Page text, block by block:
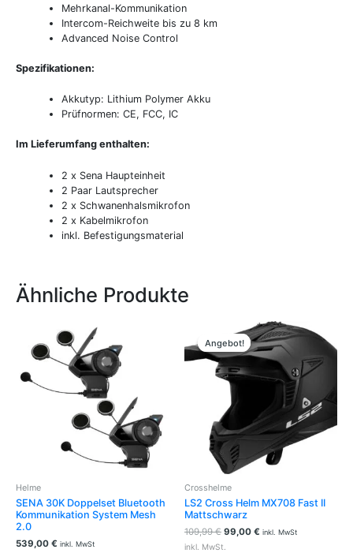
Mehrkanal-Kommunikation
Intercom-Reichweite bis zu 8 km
Advanced Noise Control
Spezifikationen:
Akkutyp: Lithium Polymer Akku
Prüfnormen: CE, FCC, IC
Im Lieferumfang enthalten:
2 x Sena Haupteinheit
2 Paar Lautsprecher
2 x Schwanenhalsmikrofon
2 x Kabelmikrofon
inkl. Befestigungsmaterial
Ähnliche Produkte
Helme
SENA 30K Doppelset Bluetooth
Kommunikation System Mesh
2.0
539,00 € inkl. MwSt
Angebot!
Angebot!
Crosshelme
LS2 Cross Helm MX708 Fast II
Mattschwarz
109,99€
Ursprünglicher
Preis
war:
109,99 €
99,00 €
Aktueller
Preis
ist:
99,00 €.
inkl. MwSt
inkl. MwSt.
Produkt
weist
mehrere
auf.
Die
gewählt